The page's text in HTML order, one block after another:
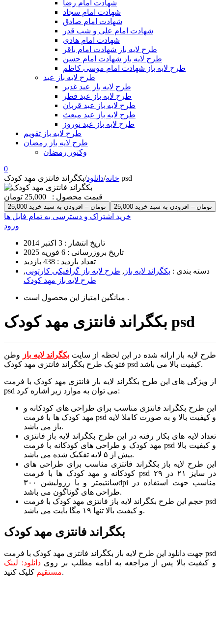
شهادت امام رضا
شهادت امام سجاد
شهادت امام صادق
شهادت امام علی و شب قدر
شهادت امام هادی
طرح لایه باز شهادت امام باقر
طرح لایه باز شهادت امام حسن
طرح لایه باز شهادت امام موسی کاظم
طرح لایه باز عید
طرح لایه باز عید غدیر
طرح لایه باز عید فطر
طرح لایه باز عید قربان
طرح لایه باز عید مبعث
طرح لایه باز عید نوروز
طرح لایه باز تقویم
طرح لایه باز رمضان
وکتور رمضان
0
خانه/دانلود/ بکگراند فانتزی مهد کودک psd
قیمت محصول : 25,000 تومان
25,000 تومان – افزودن به سبد خرید
خرید اشتراک و دسترسی به تمام فایل ها
ورود
تاریخ انتشار : 3 اکتبر 2014
تاریخ بروزرسانی : 6 فوریه 2025
تعداد بازدید : 438 بازدید
دسته بندی : بکگراند لایه باز , طرح لایه باز گرافیکی کارتونی,
طرح لایه باز مهد کودک
میانگین امتیاز این محصول است .
بکگراند فانتزی مهد کودک psd
طرح لایه باز ارائه شده در این لحظه از سایت بکگراند لایه باز وطن
فتو یک طرح بکگراند فانتزی مهد کودک psd کیفیت بالا می باشد.
از ویژگی های این طرح بکگراند لایه باز فانتزی مهد کودک با فرمت
psd می توان به موارد زیر اشاره کرد:
این طرح بکگراند فانتزی مناسب برای طراحی های کودکانه و
مهد کودک ها با فرمت psd و کیفیت بالا و به صورت کاملا لایه
باز می باشد.
تعداد لایه های بکار رفته در این طرح بکگراند لایه باز فانتزی
مهد کودک و طراحی های کودکانه با فرمت psd و کیفیت بالا
بیش از ۵ لایه تفکیک شده می باشد.
این طرح لایه باز بکگراند فانتزی مناسب برای طراحی های
کودکانه و مهد کودک ها با فرمت psd در سایز ۲۱ در ۲۹
سانتیمتر و با رزولیشن ۳۰۰dpi مناسب جهت استفاده در
طراحی های گوناگون می باشد.
حجم این طرح بکگراند لایه باز فانتزی مهد کودک با فرمت psd
و کیفیت بالا تنها ۱۹ مگا بایت می باشد.
بکگراند فانتزی مهد کودک
جهت دانلود این طرح لایه باز بکگراند فانتزی مهد کودک با فرمت psd
و کیفیت بالا پس از مراجعه به ادامه مطلب بر رویدانلود: لینک
مستقیمکلیک کنید.